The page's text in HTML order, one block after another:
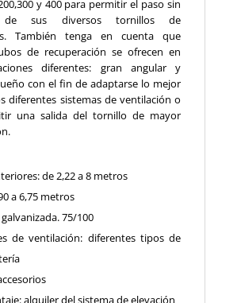
y 400 para permitir el paso sin
de sus diversos tornillos de
También tenga en cuenta que
de recuperación se ofrecen en
diferentes: gran angular y
con el fin de adaptarse lo mejor
diferentes sistemas de ventilación o
una salida del tornillo de mayor
de 2,22 a 8 metros
a 6,75 metros
75/100
de ventilación: diferentes tipos de
alquiler del sistema de elevación